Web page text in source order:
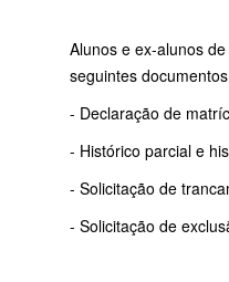
Alunos e ex-alunos
seguintes
- Declaração de
- Histórico parcial e
- Solicitação de
- Solicitação de